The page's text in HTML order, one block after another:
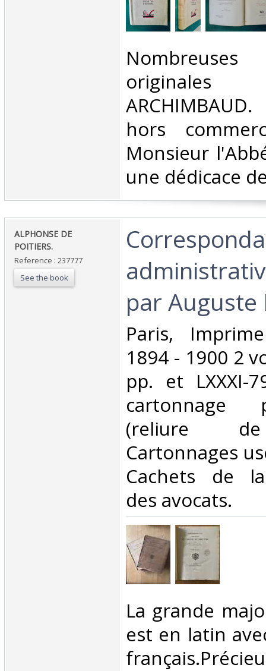
‎Nombreuses
hors
Monsieur
une dédicace
‎ALPHONSE DE
POITIERS.‎
Reference : 237777
See the book
par
‎Paris,
1894 - 1900 2
pp. et LXXXI-
cartonnage
(reliure
Cartonnages
Cachets de
des avocats.‎
‎La grande
est en latin